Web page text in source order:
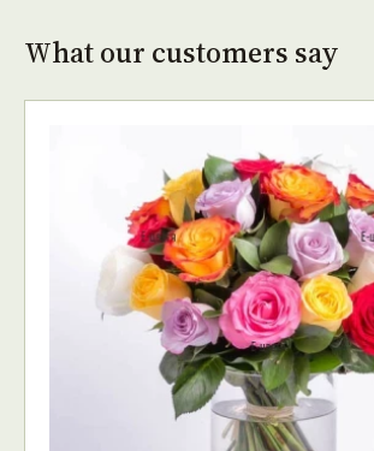
What our customers say